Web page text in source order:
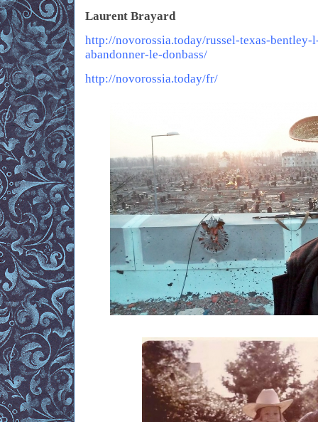
Laurent Brayard
http://novorossia.today/russel-texas-
abandonner-le-donbass/
http://novorossia.today/fr/